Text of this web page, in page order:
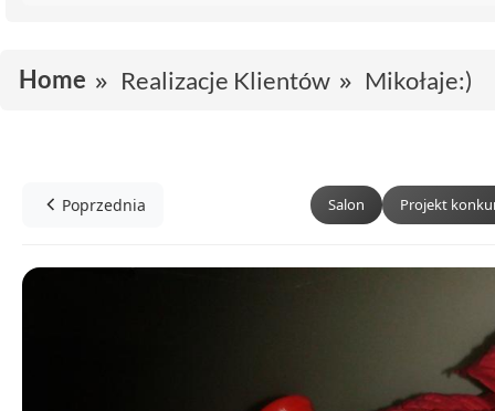
Home Realizacje Klientów Mikołaje:)
Poprzednia Salon Projekt